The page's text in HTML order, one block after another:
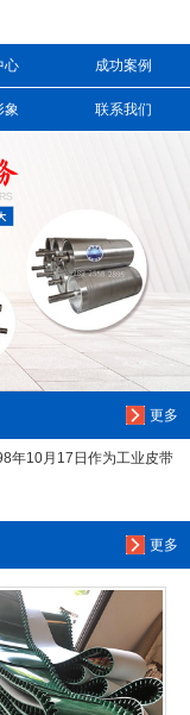
心 成功案例
象 联系我们
更多
年10月17日作为工业皮带
更多
搜索